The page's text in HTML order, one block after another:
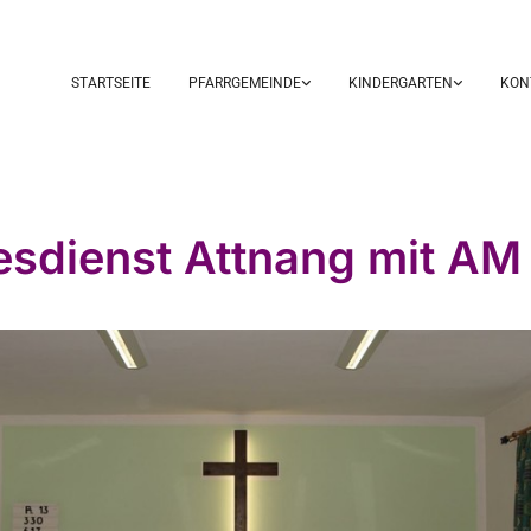
STARTSEITE PFARRGEMEINDE KINDERGARTEN
Attnang mit AM